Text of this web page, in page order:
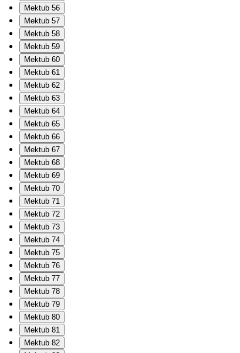
Mektub 56
Mektub 57
Mektub 58
Mektub 59
Mektub 60
Mektub 61
Mektub 62
Mektub 63
Mektub 64
Mektub 65
Mektub 66
Mektub 67
Mektub 68
Mektub 69
Mektub 70
Mektub 71
Mektub 72
Mektub 73
Mektub 74
Mektub 75
Mektub 76
Mektub 77
Mektub 78
Mektub 79
Mektub 80
Mektub 81
Mektub 82